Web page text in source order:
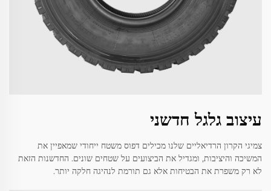
עיצוב גלגל חדשני
צמיגי הקרון הרדיאליים שלנו מכילים דפוס משטח ייחודי שמאפיין את
המשיכה והיציבות, ומגדיל את הביצועים על שטחים שונים. החדשנות הזאת
לא רק משפרת את הבטיחות אלא גם תורמת לנהיגה חלקה יותר.